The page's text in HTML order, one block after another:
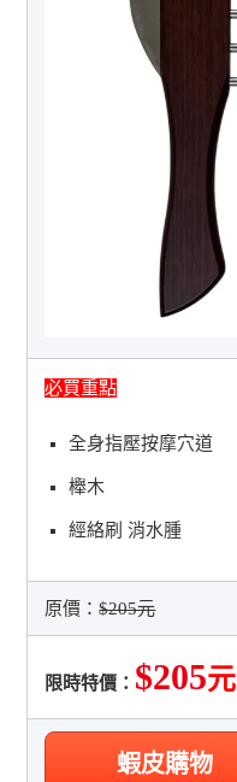
必買重點
全身指壓按摩穴道
櫸木
經絡刷 消水腫
原價：$205元
限時特價： $205元
蝦皮購物